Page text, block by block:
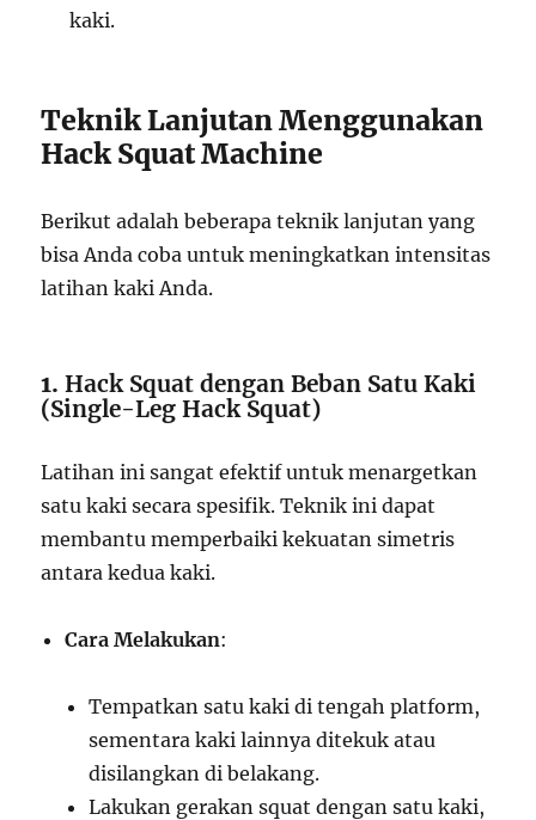
kaki.
Teknik Lanjutan Menggunakan
Hack Squat Machine
Berikut adalah beberapa teknik lanjutan yang
bisa Anda coba untuk meningkatkan intensitas
latihan kaki Anda.
1.Hack Squat dengan Beban Satu Kaki
(Single-Leg Hack Squat)
Latihan ini sangat efektif untuk menargetkan
satu kaki secara spesifik. Teknik ini dapat
membantu memperbaiki kekuatan simetris
antara kedua kaki.
Cara Melakukan:
Tempatkan satu kaki di tengah platform,
sementara kaki lainnya ditekuk atau
disilangkan di belakang.
Lakukan gerakan squat dengan satu kaki,